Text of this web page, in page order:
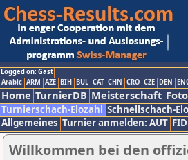
Logged on: Gast
Arabic ARM AZE BIH BUL CAT CHN CRO CZE DEN
Home TurnierDB Meisterschaft
Turnierschach-Elozahl Schnellschach-
Allgemeines Turnier anmelden: AUT
Willkommen bei den